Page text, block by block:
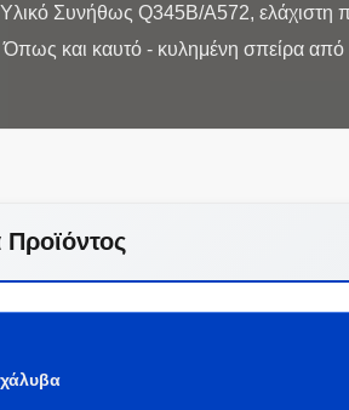
Υλικό Συνήθως Q345B/A572,